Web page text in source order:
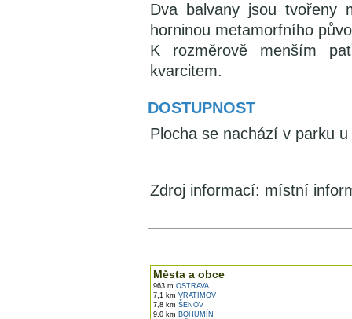
Dva balvany jsou tvořeny
horninou metamorfního
K rozměrově menším
kvarcitem.
DOSTUPNOST
Plocha se nachází v parku
Zdroj informací: místní
Města a obce
963 m OSTRAVA
7,1 km VRATIMOV
7,8 km ŠENOV
9,0 km BOHUMÍN